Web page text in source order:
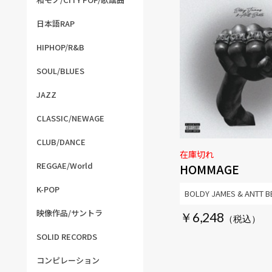
日本語RAP
HIPHOP/R&B
SOUL/BLUES
JAZZ
CLASSIC/NEWAGE
CLUB/DANCE
REGGAE/World
K-POP
映像作品/サントラ
SOLID RECORDS
コンピレーション
HOMMAGE
在庫切れ
￥6,248
BOLDY JAMES & ANTT